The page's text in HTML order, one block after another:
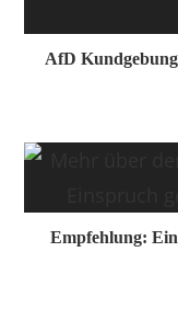
AfD
Empfehlung: